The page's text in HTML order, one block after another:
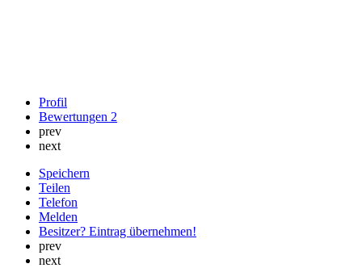
Profil
Bewertungen 2
prev
next
Speichern
Teilen
Telefon
Melden
Besitzer? Eintrag übernehmen!
prev
next